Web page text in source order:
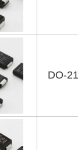
DO-